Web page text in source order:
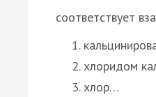
соответствует
хлоридом
хлор…